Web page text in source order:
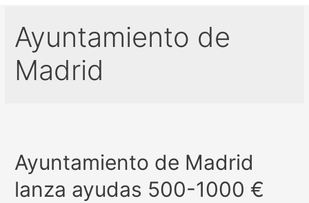
Ayuntamiento de
Madrid
Ayuntamiento de Madrid
lanza ayudas 500-1000 €